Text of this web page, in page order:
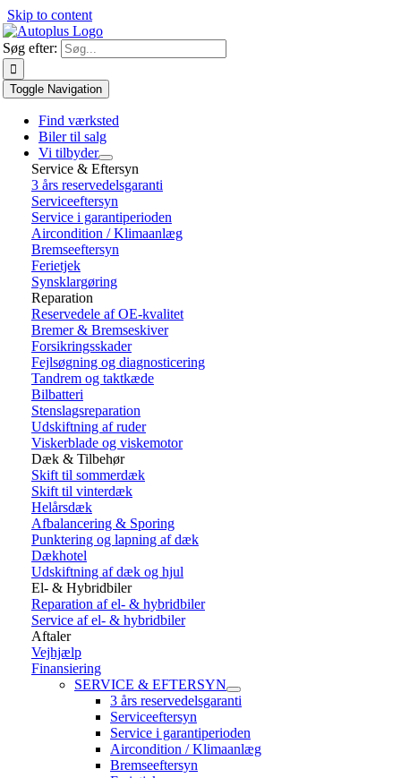
Skip to content
Søg efter:
Toggle Navigation
Find værksted
Biler til salg
Vi tilbyder
Service & Eftersyn
3 års reservedelsgaranti
Serviceeftersyn
Service i garantiperioden
Aircondition / Klimaanlæg
Bremseeftersyn
Ferietjek
Synsklargøring
Reparation
Reservedele af OE-kvalitet
Bremer & Bremseskiver
Forsikringsskader
Fejlsøgning og diagnosticering
Tandrem og taktkæde
Bilbatteri
Stenslagsreparation
Udskiftning af ruder
Viskerblade og viskemotor
Dæk & Tilbehør
Skift til sommerdæk
Skift til vinterdæk
Helårsdæk
Afbalancering & Sporing
Punktering og lapning af dæk
Dækhotel
Udskiftning af dæk og hjul
El- & Hybridbiler
Reparation af el- & hybridbiler
Service af el- & hybridbiler
Aftaler
Vejhjælp
Finansiering
SERVICE & EFTERSYN
3 års reservedelsgaranti
Serviceeftersyn
Service i garantiperioden
Aircondition / Klimaanlæg
Bremseeftersyn